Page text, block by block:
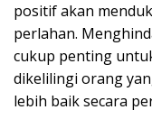
positif akan
perlahan.
cukup penting
dikelilingi orang
lebih baik secara